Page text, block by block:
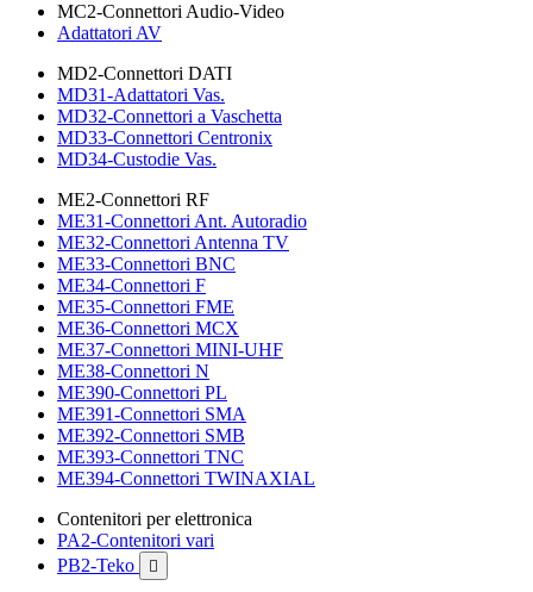
MC2-Connettori Audio-Video
Adattatori AV
MD2-Connettori DATI
MD31-Adattatori Vas.
MD32-Connettori a Vaschetta
MD33-Connettori Centronix
MD34-Custodie Vas.
ME2-Connettori RF
ME31-Connettori Ant. Autoradio
ME32-Connettori Antenna TV
ME33-Connettori BNC
ME34-Connettori F
ME35-Connettori FME
ME36-Connettori MCX
ME37-Connettori MINI-UHF
ME38-Connettori N
ME390-Connettori PL
ME391-Connettori SMA
ME392-Connettori SMB
ME393-Connettori TNC
ME394-Connettori TWINAXIAL
Contenitori per elettronica
PA2-Contenitori vari
PB2-Teko
